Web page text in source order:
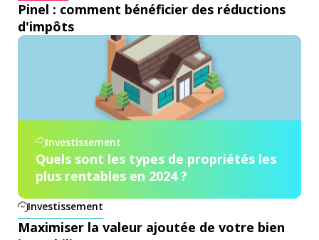
Pinel : comment bénéficier des réductions
d'impôts
Investissement
Quels sont les types de propriétés les
plus rentables en 2024 ?
Investissement
Maximiser la valeur ajoutée de votre bien